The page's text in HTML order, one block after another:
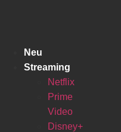
Neu
Streaming
Netflix
Prime
Video
Disney+